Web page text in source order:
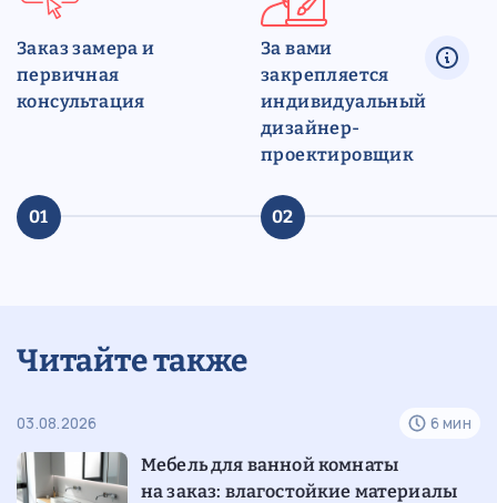
Заказ замера и
первичная
консультация
01
За вами
закрепляется
индивидуальный
дизайнер-
проектировщик
02
Читайте также
03.08.2026 6 мин
Мебель для ванной комнаты
на заказ: влагостойкие материалы